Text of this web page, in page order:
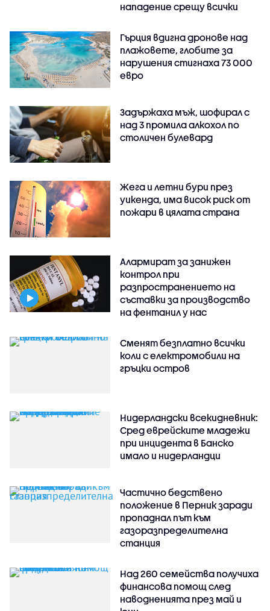
нападение срещу всички
Гърция вдигна дронове над
плажовете, глобите за
нарушения стигнаха 73 000
евро
Задържаха мъж, шофирал с
над 3 промила алкохол по
столичен булевард
Жега и летни бури през
уикенда, има висок риск от
пожари в цялата страна
Алармират за занижен
контрол при
разпространението на
съставки за производство
на фентанил у нас
Сменят безплатно всички
коли с електромобили на
гръцки остров
Нидерландски всекидневник:
Сред еврейските младежи
при инцидента в Банско
имало и нидерландци
Частично бедствено
положение в Перник заради
пропаднал път към
газоразпределителна
станция
Над 260 семейства получиха
финансова помощ след
наводненията през май и